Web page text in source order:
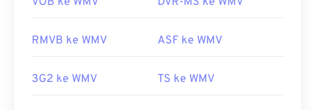
dan sumber terbuka untuk mengonversi berkas
Dikembangkan oleh:
Microsoft
RMVB ke WMV ASF ke WMV
3G2 ke WMV TS ke WMV